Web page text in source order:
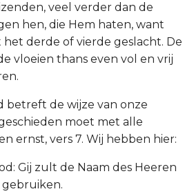
veel verder dan de
hen, die Hem haten, want
derde of vierde geslacht. De
vloeien thans even vol en vrij
betreft de wijze van onze
moet met alle
ernst, vers 7. Wij hebben hier:
Gij zult de Naam des Heeren
gebruiken.